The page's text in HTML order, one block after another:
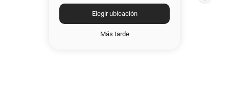
Elegir ubicación
Más tarde